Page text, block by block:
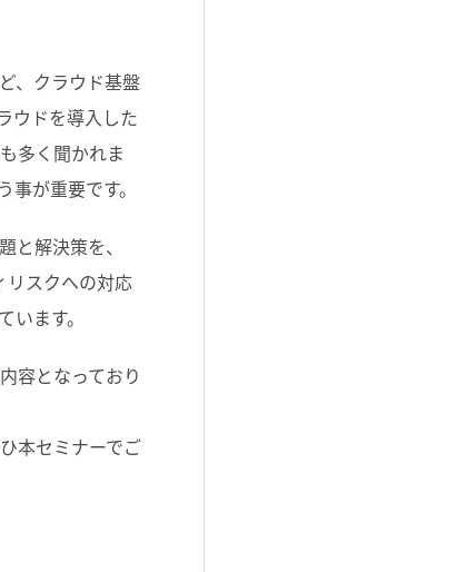
、クラウド基盤
ウドを導入した
多く聞かれま
が重要です。
解決策を、
リスクへの対応
ます。
容となっており
本セミナーでご